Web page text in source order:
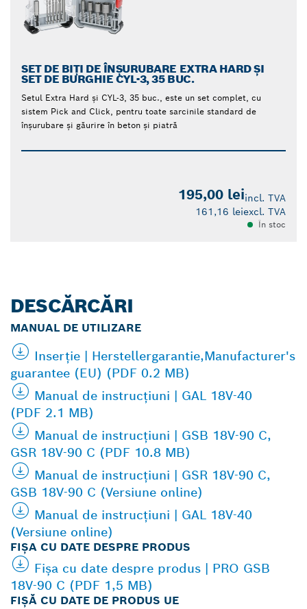
SET DE BIȚI DE ÎNȘURUBARE EXTRA HARD ȘI
SET DE BURGHIE CYL-3, 35 BUC.
Setul Extra Hard și CYL-3, 35 buc., este un set complet, cu
sistem Pick and Click, pentru toate sarcinile standard de
înșurubare și găurire în beton și piatră
195,00 leiincl. TVA
161,16 leiexcl. TVA
În stoc
DESCĂRCĂRI
MANUAL DE UTILIZARE
Inserţie | Herstellergarantie,Manufacturer's
guarantee (EU) (PDF 0.2 MB)
Manual de instrucţiuni | GAL 18V-40
(PDF 2.1 MB)
Manual de instrucţiuni | GSB 18V-90 C,
GSR 18V-90 C (PDF 10.8 MB)
Manual de instrucţiuni | GSR 18V-90 C,
GSB 18V-90 C (Versiune online)
Manual de instrucţiuni | GAL 18V-40
(Versiune online)
FIŞA CU DATE DESPRE PRODUS
Fişa cu date despre produs | PRO GSB
18V-90 C (PDF 1,5 MB)
FIȘĂ CU DATE DE PRODUS UE